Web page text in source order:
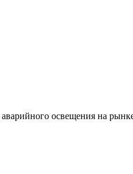
освещения на